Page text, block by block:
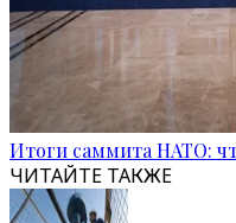
Итоги саммита НАТО:
ЧИТАЙТЕ ТАКЖЕ